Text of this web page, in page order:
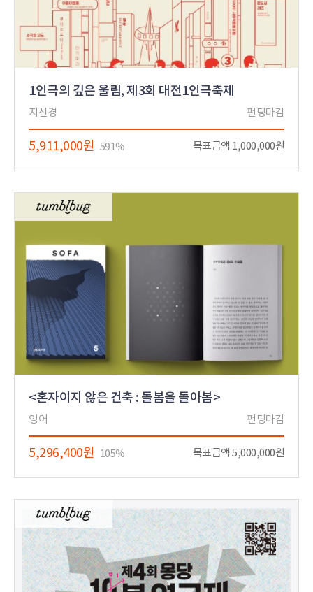
1인극의 깊은 울림, 제3회 대전1인극축제
지선경 펀딩마감
5,911,000원 591% 목표금액 1,000,000원
<혼자이지 않은 건축 : 돌봄을 돌아봄>
잉어 펀딩마감
5,296,400원 105% 목표금액 5,000,000원